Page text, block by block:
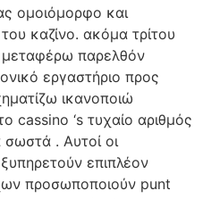
ομοιόμορφο και
καζίνο. ακόμα τρίτου
παρελθόν
εργαστήριο προς
ικανοποιώ
cassino ‘s τυχαίο αριθμός
σωστά . Αυτοί οι
επιπλέον
προσωποποιούν punt